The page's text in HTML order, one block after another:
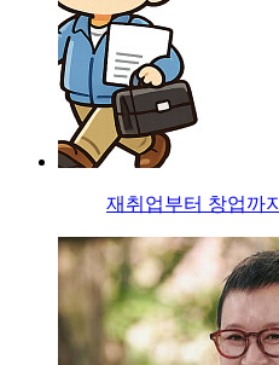
재취업부터 창업까